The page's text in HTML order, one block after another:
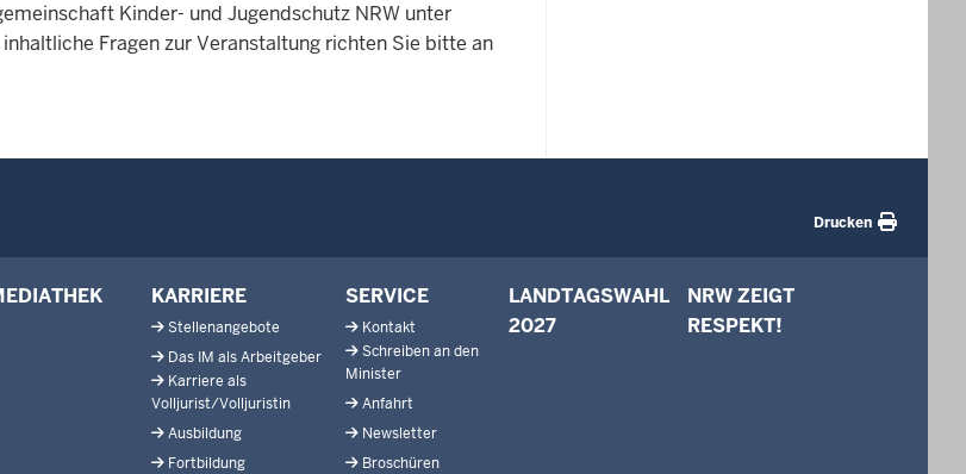
Kinder- und Jugendschutz NRW unter
Fragen zur Veranstaltung richten Sie bitte an
Drucken
KARRIERE
Stellenangebote
Das IM als Arbeitgeber
Karriere als
Volljurist/Volljuristin
Ausbildung
Fortbildung
SERVICE
Kontakt
Schreiben an den
Minister
Anfahrt
Newsletter
Broschüren
LANDTAGSWAHL
2027
NRW ZEIGT
RESPEKT!